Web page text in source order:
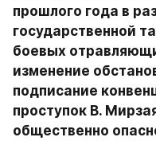
прошлого года в
государственной
боевых
изменение
подписание
проступок В.
общественно